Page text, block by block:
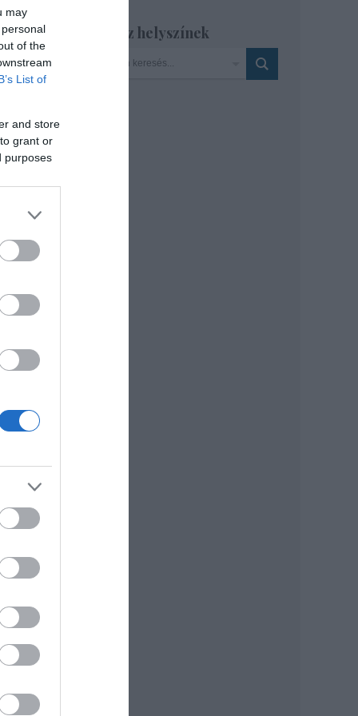
may
of the
List of
and store
grant or
purposes
Szinház helyszínek